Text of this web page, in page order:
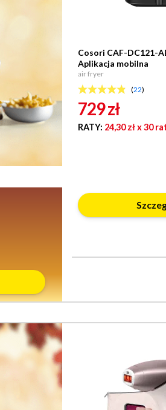
Cosori CAF-DC121-
Aplikacja mobilna
air fryer
(22)
729zł
RATY: 24,30 złx 30